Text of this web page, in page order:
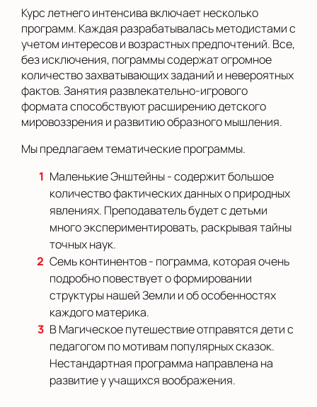
Курс летнего интенсива включает несколько
программ. Каждая разрабатывалась методистами с
учетом интересов и возрастных предпочтений. Все,
без исключения, пограммы содержат огромное
количество захватывающих заданий и невероятных
фактов. Занятия развлекательно-игрового
формата способствуют расширению детского
мировоззрения и развитию образного мышления.
Мы предлагаем тематические программы.
Маленькие Энштейны - содержит большое
количество фактических данных о природных
явлениях. Преподаватель будет с детьми
много экспериментировать, раскрывая тайны
точных наук.
Семь континентов - пограмма, которая очень
подробно повествует о формировании
структуры нашей Земли и об особенностях
каждого материка.
В Магическое путешествие отправятся дети с
педагогом по мотивам популярных сказок.
Нестандартная программа направлена на
развитие у учащихся воображения.